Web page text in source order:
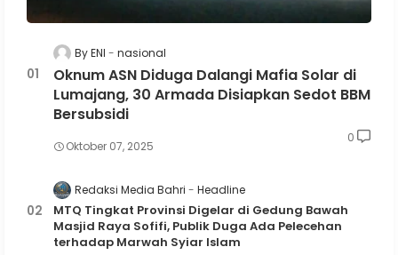
By ENI nasional
Oknum ASN Diduga Dalangi Mafia Solar di
Lumajang, 30 Armada Disiapkan Sedot BBM
Bersubsidi
Oktober 07, 2025
0
Redaksi Media Bahri Headline
MTQ Tingkat Provinsi Digelar di Gedung Bawah
Masjid Raya Sofifi, Publik Duga Ada Pelecehan
terhadap Marwah Syiar Islam